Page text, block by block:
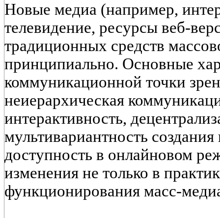
Новые медиа (например,
телевидение, ресурсы веб-
традиционных средств
принципиально. Основные
коммуникационной точки
неиерархическая
интерактивность,
мультивариантность
доступность в онлайновом
изменения не только в
функционирования масс-